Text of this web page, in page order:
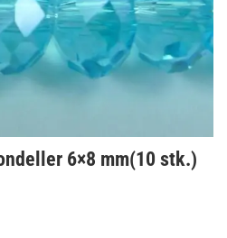
6×8 mm(10 stk.)